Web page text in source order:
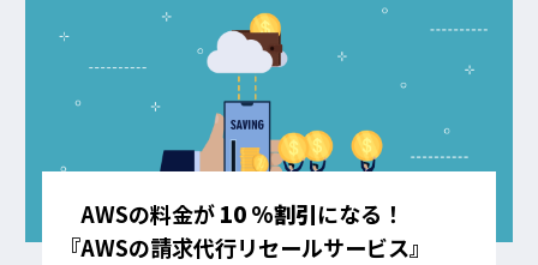
AWSの料金が10 %割引になる！
『AWSの請求代行リセールサービス』